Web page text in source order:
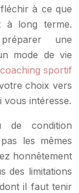
à ce que
à long terme.
une
mode de vie
sportif
choix vers
vous intéresse.
de condition
les mêmes
honnêtement
des limitations
il faut tenir